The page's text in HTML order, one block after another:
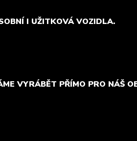
I UŽITKOVÁ VOZIDLA.
VYRÁBĚT PŘÍMO PRO NÁŠ